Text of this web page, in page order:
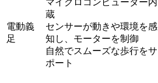
電動義
足
マイクロコンピューター内
蔵
センサーが動きや環境を感
知し、モーターを制御
自然でスムーズな歩行をサ
ポート